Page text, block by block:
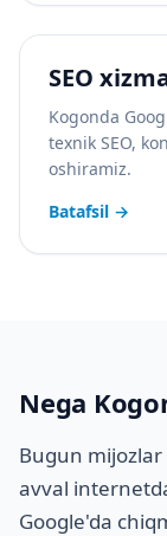
SEO
Kogonda
texnik SEO,
oshiramiz.
Batafsil →
Nega
Bugun
avval
Google'da